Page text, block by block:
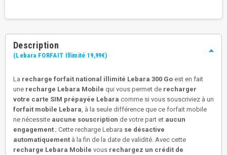
Description
(Lebara FORFAIT Illimité 19,99€)
La recharge forfait national illimité Lebara 300 Go est en fait
une recharge Lebara Mobile qui vous permet de recharger
votre carte SIM prépayée Lebara comme si vous souscriviez à un
forfait mobile Lebara , à la seule différence que ce forfait mobile
ne nécessite aucune souscription de votre part et aucun
engagement ; Cette recharge Lebara se désactive
automatiquement à la fin de la date de validité. Avec cette
recharge Lebara Mobile vous rechargez un crédit de